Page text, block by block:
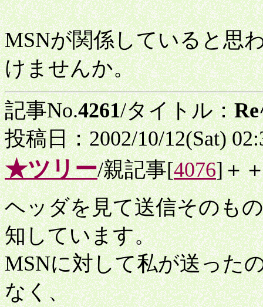
MSNが関係していると思
けませんか。
記事No.4261/タイトル：
投稿日：2002/10/12(Sat)
★ツリー/親記事[4076]＋
ヘッダを見て送信そのも
知しています。
MSNに対して私が送った
なく、